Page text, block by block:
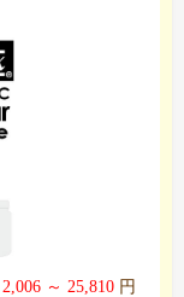
2,006 ～ 25,810 円